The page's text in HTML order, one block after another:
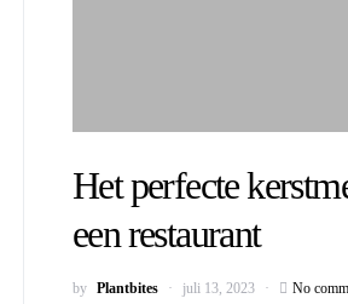
Het perfecte
een restaurant
by Plantbites juli 13, 2023 No